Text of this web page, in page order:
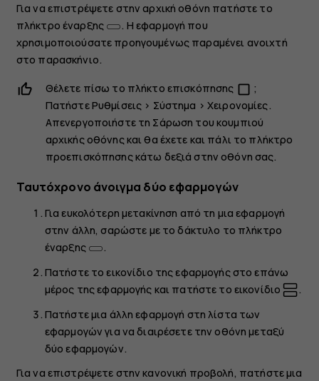
Για να επιστρέψετε στην αρχική οθόνη πατήστε το
πλήκτρο έναρξης
. Η εφαρμογή που
χρησιμοποιούσατε προηγουμένως παραμένει ανοιχτή
στο παρασκήνιο.
Θέλετε πίσω το πλήκτο επισκόπησης check_box_outline_blank ;
ΠατήστεΡυθμίσεις > Σύστημα >Χειρονομίες.
Απενεργοποιήστε τη Σάρωση του κουμπιού
αρχικής οθόνηςκαι θα έχετε και πάλι το πλήκτρο
προεπισκόπησης κάτω δεξιά στην οθόνη σας.
Ταυτόχρονο άνοιγμα δύο εφαρμογών
Για ευκολότερη μετακίνηση από τη μια εφαρμογή
στην άλλη, σαρώστε με το δάκτυλο το πλήκτρο
έναρξης
.
Πατήστε το εικονίδιο της εφαρμογής στο επάνω
μέρος της εφαρμογής και πατήστε το εικονίδιο
.
Πατήστε μια άλλη εφαρμογή στη λίστα των
εφαρμογών για να διαιρέσετε την οθόνη μεταξύ
δύο εφαρμογών.
Για να επιστρέψετε στην κανονική προβολή, πατήστε μια